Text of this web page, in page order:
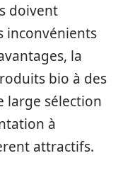
doivent
inconvénients
la
bio à des
large sélection
à
attractifs.